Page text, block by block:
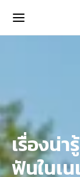
เรื่องน่
ฟันในเ